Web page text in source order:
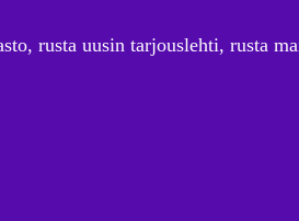
rusta uusin tarjouslehti, rusta